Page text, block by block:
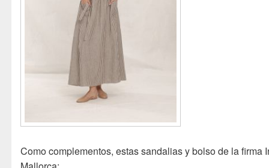
Como complementos, estas sandalias y bolso de la firma